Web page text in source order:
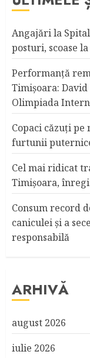
Angajări la
posturi, scoase
Performanță
Timișoara:
Olimpiada
Copaci căzuţi
furtunii
Cel mai ridicat
Timişoara,
Consum record
caniculei şi a
responsabilă
ARHIVĂ
august 2026
iulie 2026